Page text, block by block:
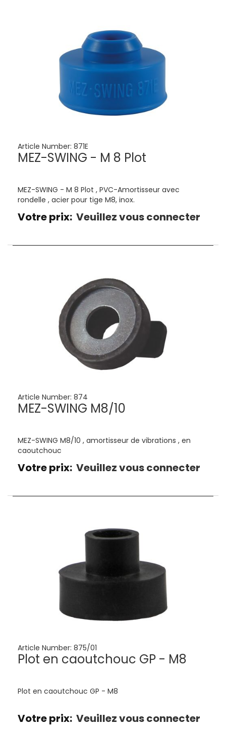
Article Number: 871E
MEZ-SWING - M 8 Plot
MEZ-SWING - M 8 Plot , PVC-Amortisseur avec
rondelle , acier pour tige M8, inox.
Votre prix: Veuillez vous connecter
Article Number: 874
MEZ-SWING M8/10
MEZ-SWING M8/10 , amortisseur de vibrations , en
caoutchouc
Votre prix: Veuillez vous connecter
Article Number: 875/01
Plot en caoutchouc GP - M8
Plot en caoutchouc GP - M8
Votre prix: Veuillez vous connecter